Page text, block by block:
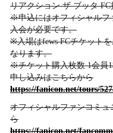
リアクション ザ ブッタ FC
※申込にはオフィシャルフ
入会が必要です。
※入場はfews FCチケット
なります。
※チケット購入枚数 1会員
申し込みはこちらから
https://fanicon.net/tours/
オフィシャルファンコミ
ら
https://fanicon.net/